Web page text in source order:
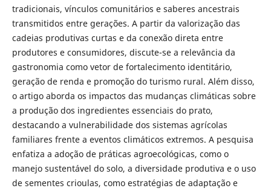
tradicionais, vínculos comunitários e saberes ancestrais
transmitidos entre gerações. A partir da valorização das
cadeias produtivas curtas e da conexão direta entre
produtores e consumidores, discute-se a relevância da
gastronomia como vetor de fortalecimento identitário,
geração de renda e promoção do turismo rural. Além disso,
o artigo aborda os impactos das mudanças climáticas sobre
a produção dos ingredientes essenciais do prato,
destacando a vulnerabilidade dos sistemas agrícolas
familiares frente a eventos climáticos extremos. A pesquisa
enfatiza a adoção de práticas agroecológicas, como o
manejo sustentável do solo, a diversidade produtiva e o uso
de sementes crioulas, como estratégias de adaptação e